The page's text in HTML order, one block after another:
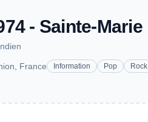
- Sainte-Marie
France Information Pop Rock